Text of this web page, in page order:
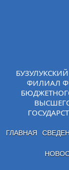
ФИЛИАЛ
ГЛАВНАЯ